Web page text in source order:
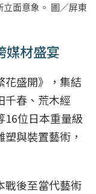
面意象。 圖／屏東
媒材盛宴
花盛開》，集結
千春、荒木經
16位日本重量級
與裝置藝術，
戰後至當代藝術